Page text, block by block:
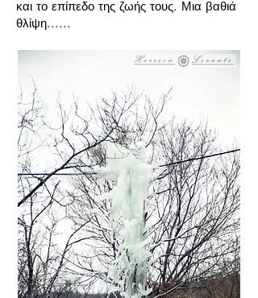
και το επίπεδο της ζωής τους. Μια βαθιά
θλίψη......